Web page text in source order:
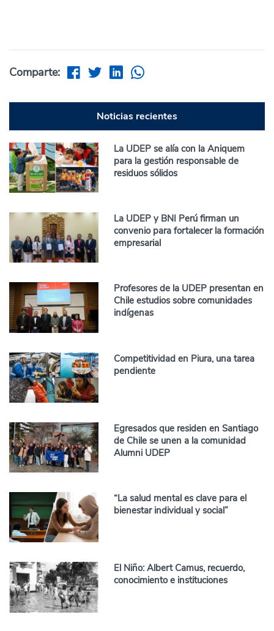
Comparte:
Noticias recientes
La UDEP se alía con la Aniquem
para la gestión responsable de
residuos sólidos
La UDEP y BNI Perú firman un
convenio para fortalecer la formación
empresarial
Profesores de la UDEP presentan en
Chile estudios sobre comunidades
indígenas
Competitividad en Piura, una tarea
pendiente
Egresados que residen en Santiago
de Chile se unen a la comunidad
Alumni UDEP
“La salud mental es clave para el
bienestar individual y social”
El Niño: Albert Camus, recuerdo,
conocimiento e instituciones